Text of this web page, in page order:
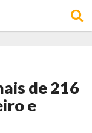
de 216
e